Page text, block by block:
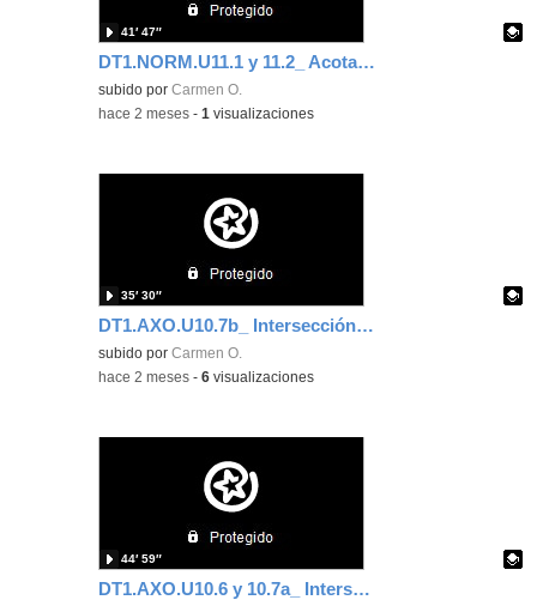
DT1.NORM.U11.1 y 11.2_ Acotación
Contenido educativo.
subido porCarmen O.
41′ 47″
-hace 2 meses -1 visualizaciones
DT1.AXO.U10.7b_ Intersección P-S
Contenido educativo.
subido porCarmen O.
35′ 30″
-hace 2 meses -6 visualizaciones
DT1.AXO.U10.6 y 10.7a_ Intersección R-P y R-S
44′ 59″